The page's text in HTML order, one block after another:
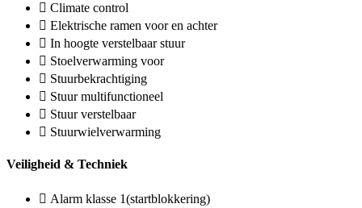
Climate control
Elektrische ramen voor en achter
In hoogte verstelbaar stuur
Stoelverwarming voor
Stuurbekrachtiging
Stuur multifunctioneel
Stuur verstelbaar
Stuurwielverwarming
Veiligheid & Techniek
Alarm klasse 1(startblokkering)